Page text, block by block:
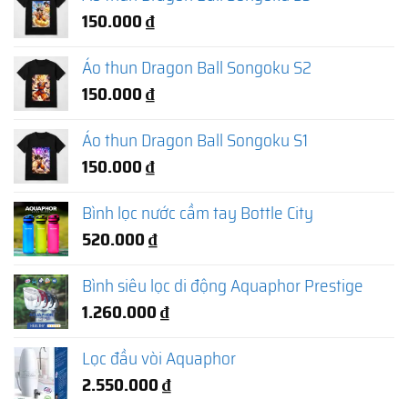
150.000₫
Áo thun Dragon Ball Songoku S2
150.000₫
Áo thun Dragon Ball Songoku S1
150.000₫
Bình lọc nước cầm tay Bottle City
520.000₫
Bình siêu lọc di động Aquaphor Prestige
1.260.000₫
Lọc đầu vòi Aquaphor
2.550.000₫